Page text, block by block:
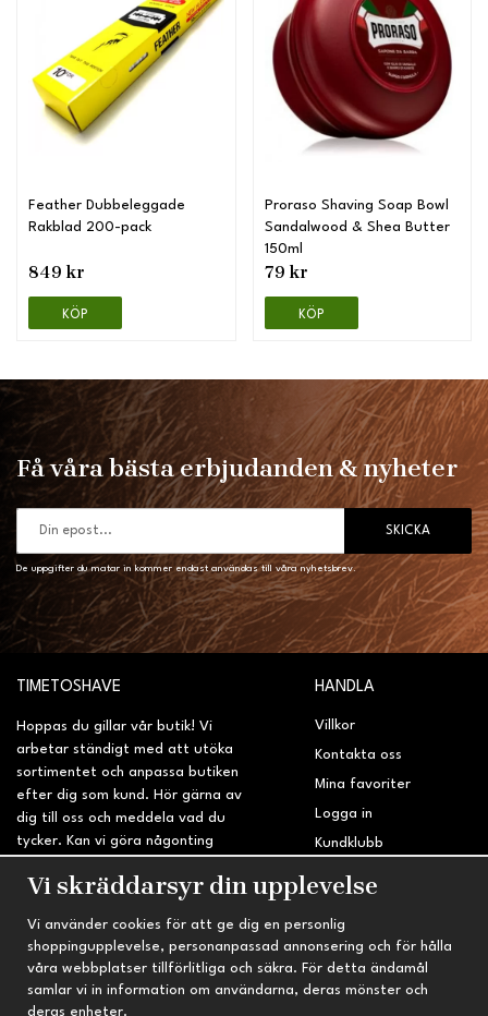
Feather Dubbeleggade
Rakblad 200-pack
849 kr
KÖP
Proraso Shaving Soap Bowl
Sandalwood & Shea Butter
150ml
79 kr
KÖP
Få våra bästa erbjudanden & nyheter
SKICKA
De uppgifter du matar in kommer endast användas till våra nyhetsbrev.
TIMETOSHAVE
Hoppas du gillar vår butik! Vi
arbetar ständigt med att utöka
sortimentet och anpassa butiken
efter dig som kund. Hör gärna av
dig till oss och meddela vad du
tycker. Kan vi göra någonting
sidan?
HANDLA
Villkor
Kontakta oss
Mina favoriter
Logga in
Kundklubb
Retur & Reklamation
INFORMATION
Om oss
Nyheter
TRYGG HANDEL
Fri frakt vid köp över 695 kr
Vi skräddarsyr din upplevelse
Vi använder cookies för att ge dig en personlig
shoppingupplevelse, personanpassad annonsering och för hålla
våra webbplatser tillförlitliga och säkra. För detta ändamål
samlar vi in information om användarna, deras mönster och
deras enheter.